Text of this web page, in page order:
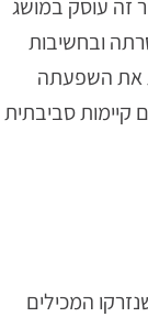
זה עוסק במושג
ובחשיבות
את השפעתה
קיימות סביבתית
המכילים